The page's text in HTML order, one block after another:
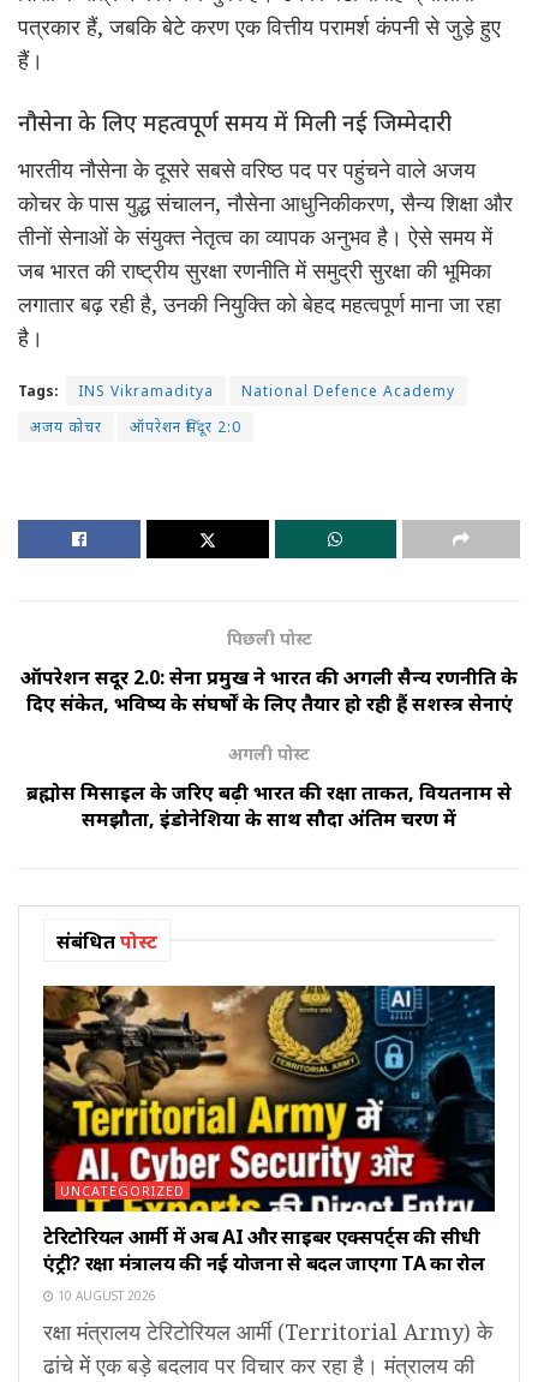
पत्रकार हैं, जबकि बेटे करण एक वित्तीय परामर्श कंपनी से जुड़े हुए
हैं।
नौसेना के लिए महत्वपूर्ण समय में मिली नई जिम्मेदारी
भारतीय नौसेना के दूसरे सबसे वरिष्ठ पद पर पहुंचने वाले अजय
कोचर के पास युद्ध संचालन, नौसेना आधुनिकीकरण, सैन्य शिक्षा और
तीनों सेनाओं के संयुक्त नेतृत्व का व्यापक अनुभव है। ऐसे समय में
जब भारत की राष्ट्रीय सुरक्षा रणनीति में समुद्री सुरक्षा की भूमिका
लगातार बढ़ रही है, उनकी नियुक्ति को बेहद महत्वपूर्ण माना जा रहा
है।
Tags: INS Vikramaditya
National Defence Academy
अजय कोचर
ऑपरेशन सिंदूर 2:0
पिछली पोस्ट
ऑपरेशन सिंदूर 2.0: सेना प्रमुख ने भारत की अगली सैन्य रणनीति के
दिए संकेत, भविष्य के संघर्षों के लिए तैयार हो रही हैं सशस्त्र सेनाएं
अगली पोस्ट
ब्रह्मोस मिसाइल के जरिए बढ़ी भारत की रक्षा ताकत, वियतनाम से
समझौता, इंडोनेशिया के साथ सौदा अंतिम चरण में
संबंधितपोस्ट
UNCATEGORIZED
टेरिटोरियल आर्मी में अब AI और साइबर एक्सपर्ट्स की सीधी
एंट्री? रक्षा मंत्रालय की नई योजना से बदल जाएगा TA का रोल
10 AUGUST 2026
रक्षा मंत्रालय टेरिटोरियल आर्मी (Territorial Army) के
ढांचे में एक बड़े बदलाव पर विचार कर रहा है। मंत्रालय की